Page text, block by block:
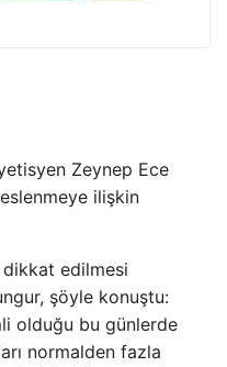
Zeynep Ece
ilişkin
edilmesi
şöyle konuştu:
olduğu bu günlerde
normalden fazla